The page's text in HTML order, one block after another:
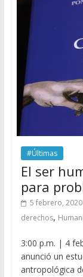
#Últimas
El ser
para
5 febrero, 2020
derechos,
3:00 p.m. | 4
anunció un
antropológica